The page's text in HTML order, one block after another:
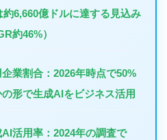
約6,660億ドルに達する見込み
約46%）
企業割合 ：2026年時点で50%
形で生成AIをビジネス活用
活用率 ：2024年の調査で